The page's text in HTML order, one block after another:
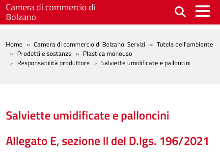
Salta al contenuto principale
Camera di commercio di
Bolzano
BREADCRUMB
Home Camera di commercio di Bolzano: Servizi
Tutela dell'ambiente
Prodotti e sostanze
Plastica monouso
Responsabilità produttore
Salviette umidificate e palloncini
Salviette umidificate e palloncini
Allegato E, sezione II del D.lgs. 196/2021